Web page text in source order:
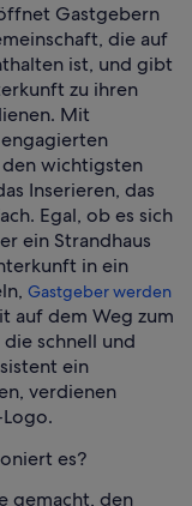
Gastgebern
die auf
ist, und gibt
zu ihren
Mit
den wichtigsten
Inserieren, das
Egal, ob es sich
ein Strandhaus
in ein
Gastgeber werden
auf dem Weg zum
schnell und
ein
verdienen
es?
gemacht, den